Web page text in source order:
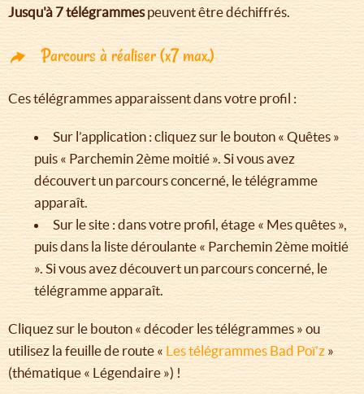
Jusqu'à 7 télégrammespeuvent être déchiffrés.
Parcours à réaliser (x7 max.)
Ces télégrammes apparaissent dans votre profil :
Sur l’application : cliquez sur le bouton « Quêtes »
puis « Parchemin 2ème moitié ». Si vous avez
découvert un parcours concerné, le télégramme
apparaît.
Sur le site : dans votre profil, étage « Mes quêtes »,
puis dans la liste déroulante « Parchemin 2ème moitié
». Si vous avez découvert un parcours concerné, le
télégramme apparaît.
Cliquez sur le bouton « décoder les télégrammes » ou
utilisez la feuille de route « Les télégrammes Bad Poï’z »
(thématique « Légendaire ») !